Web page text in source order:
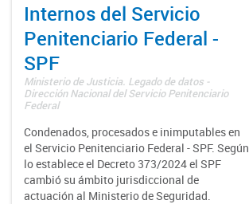
Internos del Servicio
Penitenciario Federal -
SPF
Ministerio de Justicia. Legado de datos -
Dirección Nacional del Servicio Penitenciario
Federal
Condenados, procesados e inimputables en
el Servicio Penitenciario Federal - SPF. Según
lo establece el Decreto 373/2024 el SPF
cambió su ámbito jurisdiccional de
actuación al Ministerio de Seguridad.